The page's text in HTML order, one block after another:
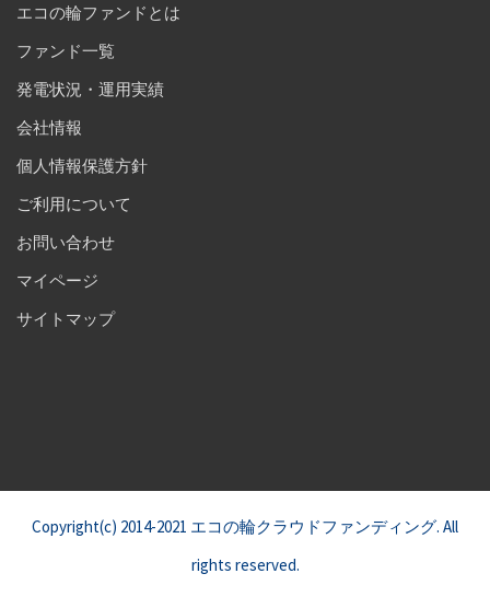
エコの輪ファンドとは
ファンド一覧
発電状況・運用実績
会社情報
個人情報保護方針
ご利用について
お問い合わせ
マイページ
サイトマップ
Copyright(c) 2014-2021 エコの輪クラウドファンディング. All
rights reserved.